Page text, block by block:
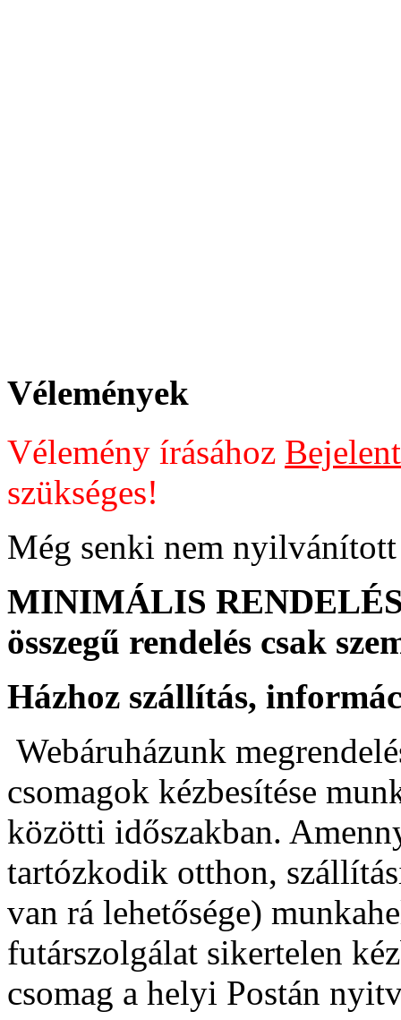
Vélemények
Vélemény írásához
szükséges!
Még senki nem
MINIMÁLIS
összegű rendelés csak
Házhoz szállítás,
Webáruházunk
csomagok kézbesítése
közötti időszakban.
tartózkodik otthon,
van rá lehetősége)
futárszolgálat sikertelen
csomag a helyi Postán